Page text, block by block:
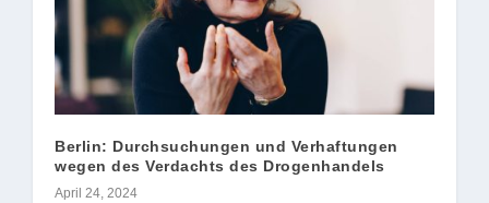
Berlin: Durchsuchungen und Verhaftungen
wegen des Verdachts des Drogenhandels
April 24, 2024